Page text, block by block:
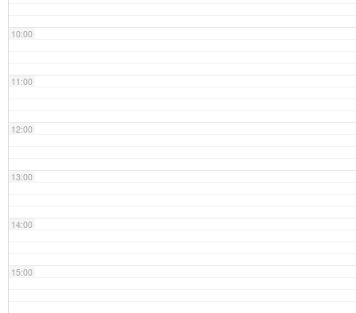
10:00
11:00
12:00
13:00
14:00
15:00